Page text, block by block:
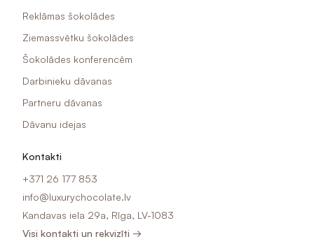
Reklāmas šokolādes
Ziemassvētku šokolādes
Šokolādes konferencēm
Darbinieku dāvanas
Partneru dāvanas
Dāvanu idejas
Kontakti
+371 26 177 853
info@luxurychocolate.lv
Kandavas iela 29a, Rīga, LV-1083
Visi kontakti un rekvizīti →